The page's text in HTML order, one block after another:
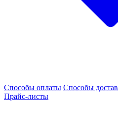
Способы оплаты Способы
Прайс-листы